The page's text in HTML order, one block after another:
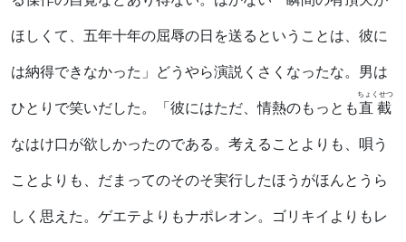
ほしくて、五年十年の屈辱の日を送るということは、彼に
は納得できなかった」どうやら演説くさくなったな。男は
ひとりで笑いだした。「彼にはただ、情熱のもっとも直截
ちょくせつ
なはけ口が欲しかったのである。考えることよりも、唄う
ことよりも、だまってのそのそ実行したほうがほんとうら
しく思えた。ゲエテよりもナポレオン。ゴリキイよりもレ